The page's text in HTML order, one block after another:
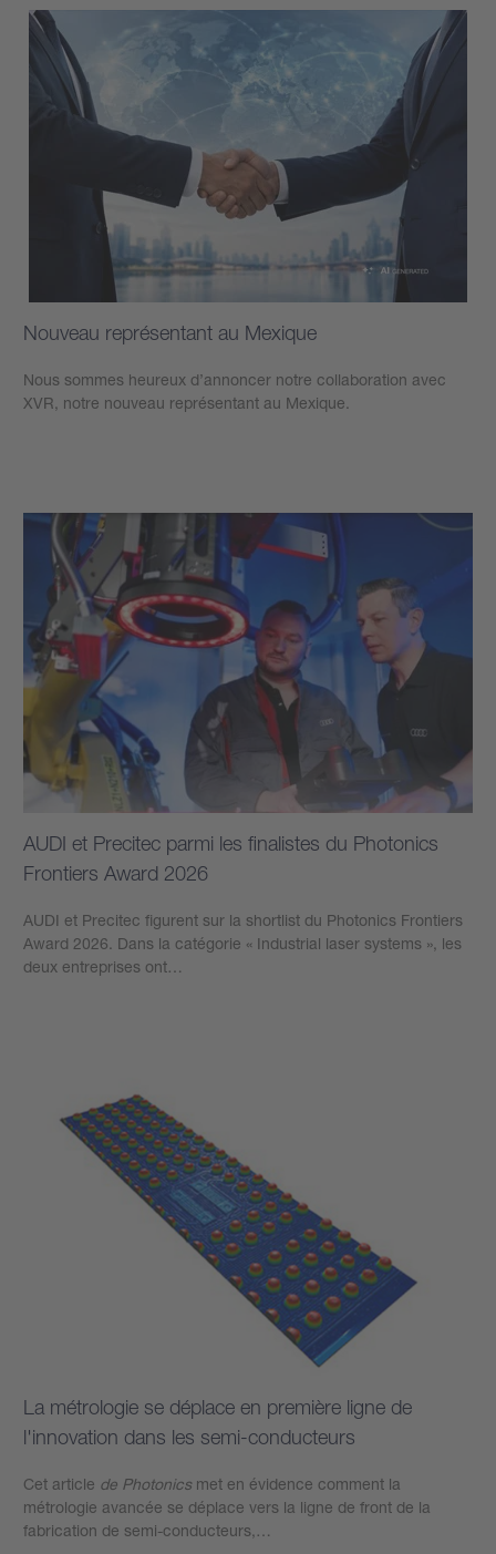
Nouveau représentant au Mexique
Nous sommes heureux d’annoncer notre collaboration avec
XVR, notre nouveau représentant au Mexique.
AUDI et Precitec parmi les finalistes du Photonics
Frontiers Award 2026
AUDI et Precitec figurent sur la shortlist du Photonics Frontiers
Award 2026. Dans la catégorie « Industrial laser systems », les
deux entreprises ont…
La métrologie se déplace en première ligne de
l'innovation dans les semi-conducteurs
Cet article de Photonics met en évidence comment la
métrologie avancée se déplace vers la ligne de front de la
fabrication de semi-conducteurs,…